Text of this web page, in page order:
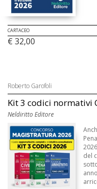
CARTACEO
€ 32,00
Roberto Garofoli
Kit 3 codici normativi
Neldiritto Editore
del